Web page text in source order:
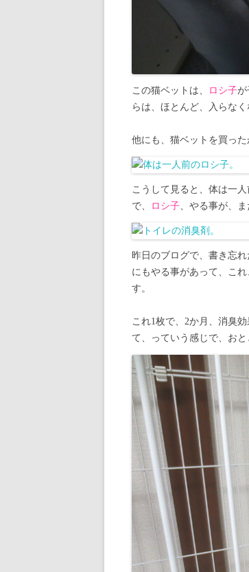
この猫ベットは、 ロシ子が
らは、ほとんど、入らなく
他にも、猫ベットを買っ
こうして見ると、体は一
で、
ロシ子 、やる事が、
昨日のブログで、書き忘
にもやる事があって、これ
す。
これ1枚で、2か月、消臭
て、っていう感じで、お